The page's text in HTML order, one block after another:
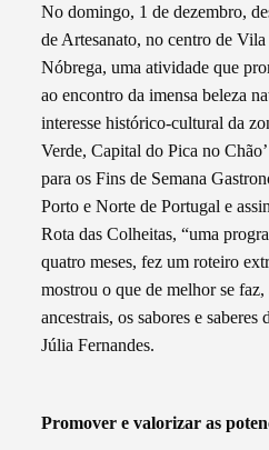
No domingo, 1 de dezembro,
de Artesanato, no centro de
Nóbrega, uma atividade que
ao encontro da imensa beleza
interesse histórico-cultural da
Verde, Capital do Pica no
para os Fins de Semana
Porto e Norte de Portugal e
Rota das Colheitas, “uma
quatro meses, fez um roteiro
mostrou o que de melhor se
ancestrais, os sabores e
Júlia Fernandes.
Promover e valorizar as